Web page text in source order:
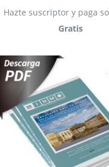
Gratis
Hazte suscriptor y paga